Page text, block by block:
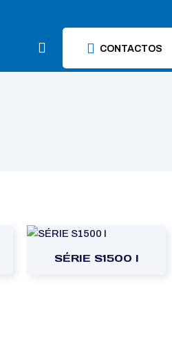
CONTACTOS
SÉRIE S1500 I